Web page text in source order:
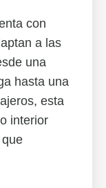
con
a las
una
hasta una
esta
interior